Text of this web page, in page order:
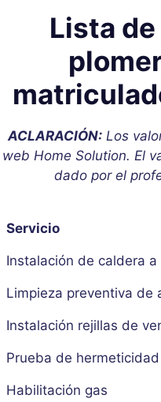
Lista
ACLARACIÓN: Los
web Home Solution. El
dado por el
Servicio
Instalación de caldera a
Limpieza preventiva de
Instalación rejillas de
Prueba de hermeticidad
Habilitación gas